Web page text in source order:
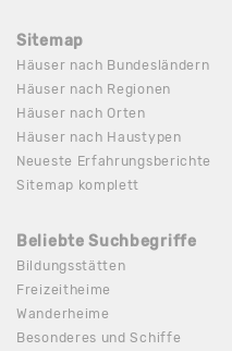
Sitemap
Häuser nach Bundesländern
Häuser nach Regionen
Häuser nach Orten
Häuser nach Haustypen
Neueste Erfahrungsberichte
Sitemap komplett
Beliebte Suchbegriffe
Bildungsstätten
Freizeitheime
Wanderheime
Besonderes und Schiffe